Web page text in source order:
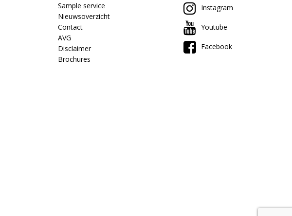
Sample service
Nieuwsoverzicht
Contact
AVG
Disclaimer
Brochures
Instagram
Youtube
Facebook